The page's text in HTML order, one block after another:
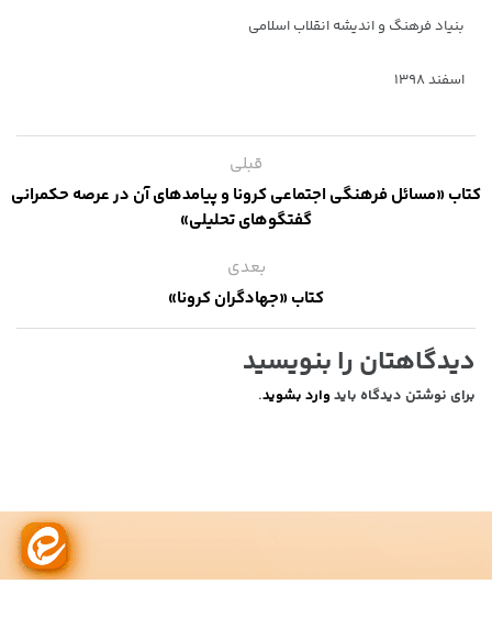
بنیاد فرهنگ و اندیشه انقلاب اسلامی
اسفند ۱۳۹۸
قبلی
کتاب «مسائل فرهنگی اجتماعی کرونا و پیامدهای آن در عرصه حکمرانی
گفتگوهای تحلیلی»
بعدی
کتاب «جهادگران کرونا»
دیدگاهتان را بنویسید
برای نوشتن دیدگاه باید وارد بشوید.